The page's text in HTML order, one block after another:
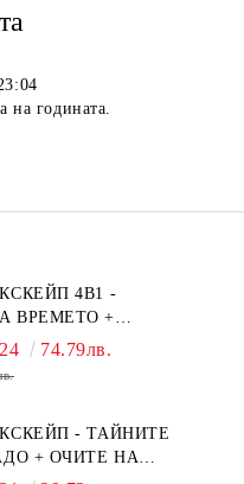
на годината.
4В1 -
ВРЕМЕТО +
АЛКАТРАЗ +
ЕЛ ДОРАДО +
74.79лв.
- ТАЙНИТЕ
+ ОЧИТЕ НА